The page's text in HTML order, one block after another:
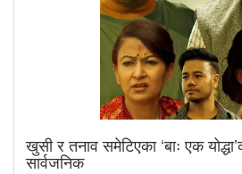
खुसी र तनाव समेटिएका ‘बाः एक
सार्वजनिक